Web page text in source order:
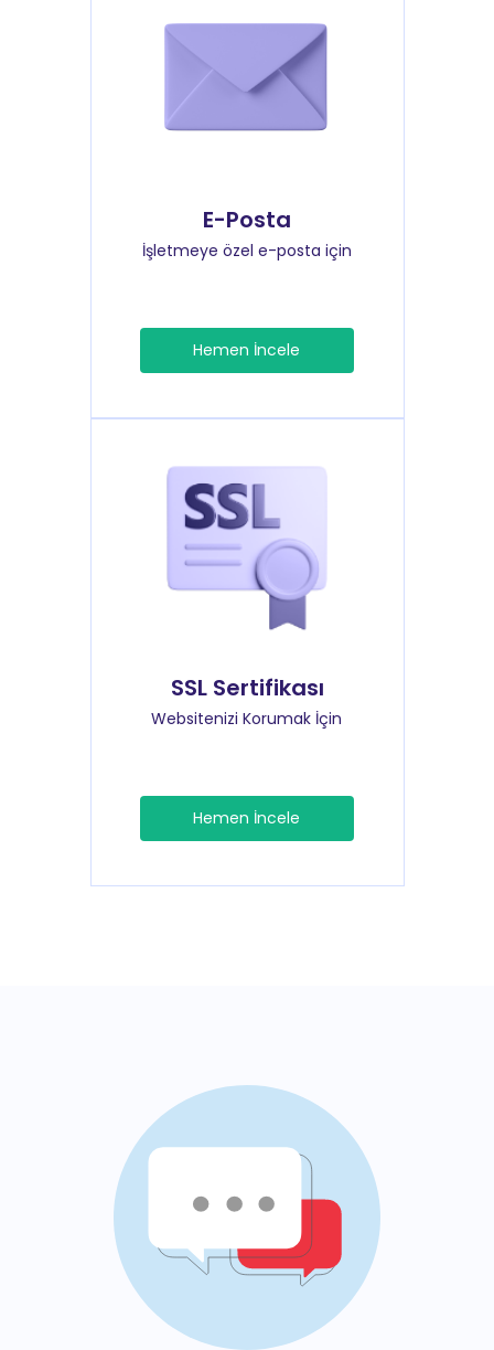
E-Posta
İşletmeye özel e-posta için
Hemen İncele
SSL Sertifikası
Websitenizi Korumak İçin
Hemen İncele